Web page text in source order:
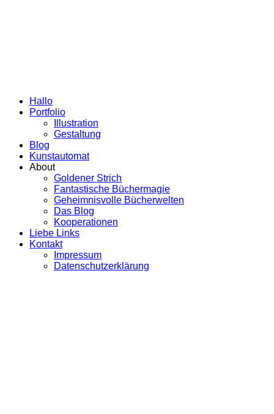
Hallo
Portfolio
Illustration
Gestaltung
Blog
Kunstautomat
About
Goldener Strich
Fantastische Büchermagie
Geheimnisvolle Bücherwelten
Das Blog
Kooperationen
Liebe Links
Kontakt
Impressum
Datenschutzerklärung